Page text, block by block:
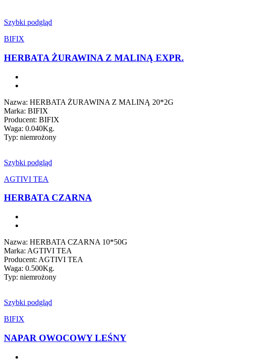
Szybki podgląd
BIFIX
HERBATA ŻURAWINA Z MALINĄ EXPR.
Nazwa: HERBATA ŻURAWINA Z MALINĄ 20*2G
Marka: BIFIX
Producent: BIFIX
Waga: 0.040Kg.
Typ: niemrożony
Szybki podgląd
AGTIVI TEA
HERBATA CZARNA
Nazwa: HERBATA CZARNA 10*50G
Marka: AGTIVI TEA
Producent: AGTIVI TEA
Waga: 0.500Kg.
Typ: niemrożony
Szybki podgląd
BIFIX
NAPAR OWOCOWY LEŚNY